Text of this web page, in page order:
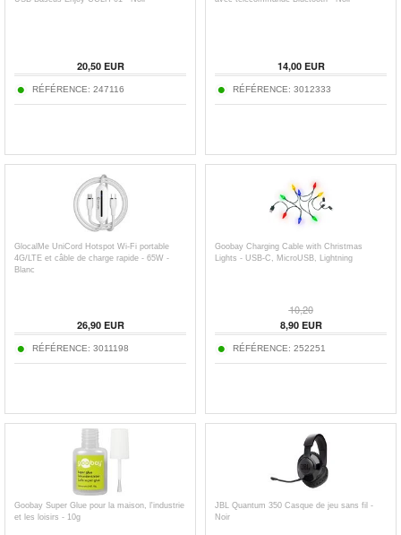
20,50EUR
RÉFÉRENCE: 247116
14,00EUR
RÉFÉRENCE: 3012333
GlocalMe UniCord Hotspot Wi-Fi portable
4G/LTE et câble de charge rapide - 65W -
Blanc
26,90EUR
RÉFÉRENCE: 3011198
Goobay Charging Cable with Christmas
Lights - USB-C, MicroUSB, Lightning
10,20
8,90EUR
RÉFÉRENCE: 252251
Goobay Super Glue pour la maison, l'industrie
et les loisirs - 10g
JBL Quantum 350 Casque de jeu sans fil -
Noir